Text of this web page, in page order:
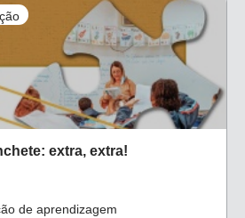
extra, extra!
de aprendizagem